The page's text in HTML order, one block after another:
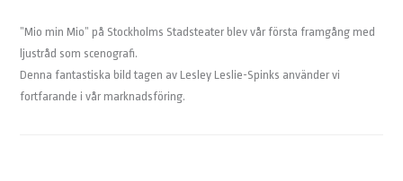
”Mio min Mio” på Stockholms Stadsteater blev vår första framgång med
ljustråd som scenografi.
Denna fantastiska bild tagen av Lesley Leslie-Spinks använder vi
fortfarande i vår marknadsföring.